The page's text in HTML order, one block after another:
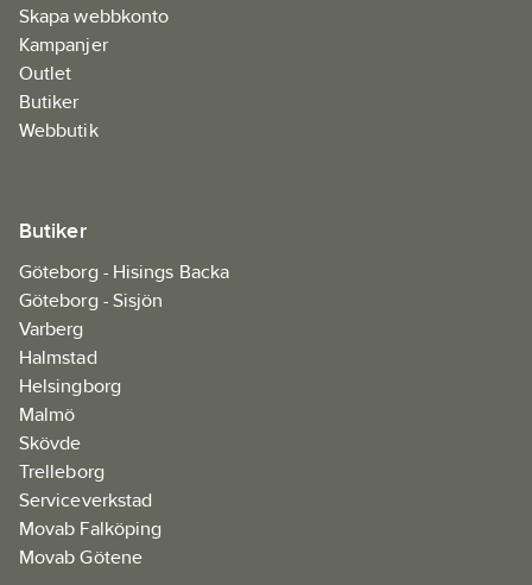
Skapa webbkonto
Kampanjer
Outlet
Butiker
Webbutik
Butiker
Göteborg - Hisings Backa
Göteborg - Sisjön
Varberg
Halmstad
Helsingborg
Malmö
Skövde
Trelleborg
Serviceverkstad
Movab Falköping
Movab Götene